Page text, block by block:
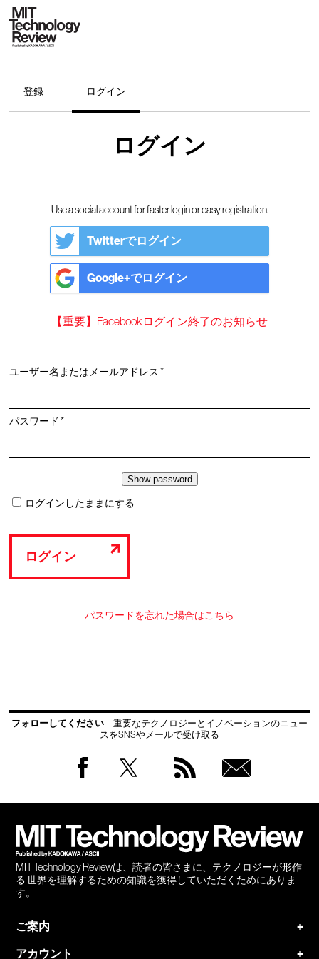
登録 ログイン
ログイン
Use a social account for faster login or easy registration.
Twitterでログイン
Google+でログイン
【重要】Facebookログイン終了のお知らせ
ユーザー名またはメールアドレス*必
パスワード*必
ログインしたままにする
ログイン
パスワードを忘れた場合はこちら
フォローしてください
重要なテクノロジーとイノベーションのニュー
スをSNSやメールで受け取る
MIT Technology Reviewは、読者の皆さまに、テクノロジーが形作
る 世界を理解するための知識を獲得していただくためにありま
す。
ご案内
+
アカウント
+